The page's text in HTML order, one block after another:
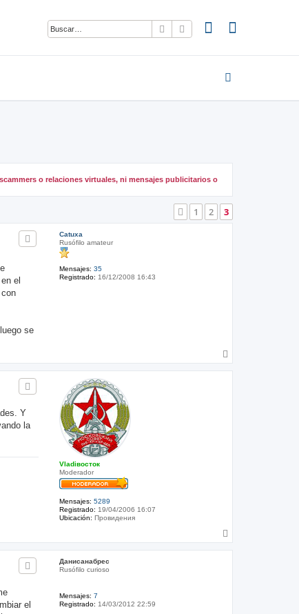
Buscar
o relaciones virtuales, ni mensajes publicitarios o
Anterior
1 2 3
Catuxa
Rusófilo amateur
Mensajes: 35
Registrado: 16/12/2008 16:43
el
se
r
r
Vladiвосток
Moderador
Mensajes: 5289
Registrado: 19/04/2006 16:07
Ubicación: Провидения
Y
la
r
r
Данисанабрес
Rusófilo curioso
Mensajes: 7
Registrado: 14/03/2012 22:59
el